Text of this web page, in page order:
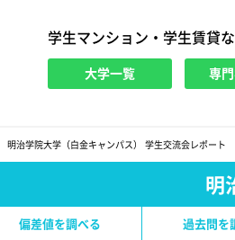
学生マンション・学生賃貸
大学一覧 専
明治学院大学（白金キャンパス） 学生交流会レポート
明
偏差値を調べる 過去問を